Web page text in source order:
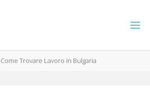
Come Trovare Lavoro in Bulgaria